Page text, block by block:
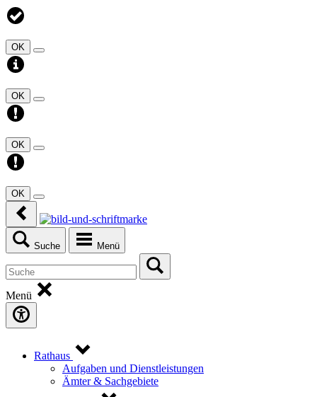
OK
OK
OK
OK
Suche Menü
Menü
Rathaus
Aufgaben und Dienstleistungen
Ämter & Sachgebiete